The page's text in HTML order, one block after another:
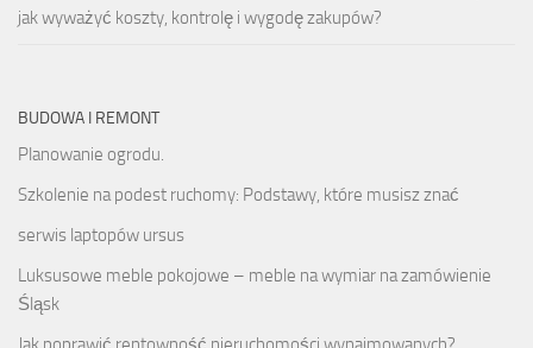
jak wyważyć koszty, kontrolę i wygodę zakupów?
BUDOWA I REMONT
Planowanie ogrodu.
Szkolenie na podest ruchomy: Podstawy, które musisz znać
serwis laptopów ursus
Luksusowe meble pokojowe – meble na wymiar na zamówienie
Śląsk